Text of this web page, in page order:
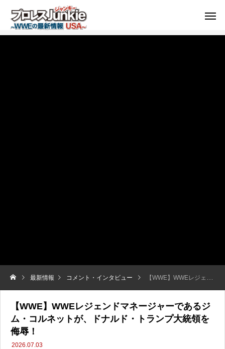
最新情報 コメント・インタビュー 【WWE】WWEレジェンドマネージャーであるジム・コルネットが、ドナルド・トランプ大統領を侮辱！
【WWE】WWEレジェンドマネージャーであるジ
ム・コルネットが、ドナルド・トランプ大統領を
侮辱！
2026.07.03